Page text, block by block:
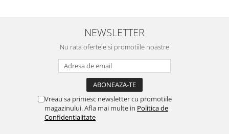
NEWSLETTER
Nu rata ofertele si promotiile noastre
Vreau sa primesc newsletter cu promotiile
magazinului. Afla mai multe in Politica de
Confidentialitate